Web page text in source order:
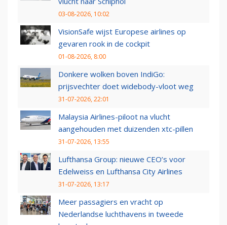
03-08-2026, 10:02
VisionSafe wijst Europese airlines op
gevaren rook in de cockpit
01-08-2026, 8:00
Donkere wolken boven IndiGo:
prijsvechter doet widebody-vloot weg
31-07-2026, 22:01
Malaysia Airlines-piloot na vlucht
aangehouden met duizenden xtc-pillen
31-07-2026, 13:55
Lufthansa Group: nieuwe CEO’s voor
Edelweiss en Lufthansa City Airlines
31-07-2026, 13:17
Meer passagiers en vracht op
Nederlandse luchthavens in tweede